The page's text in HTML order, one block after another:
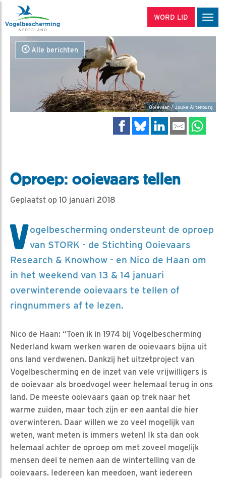
WORD LID
Alle berichten
Ooievaar / Jouke Altenburg
Oproep: ooievaars tellen
Geplaatst op 10 januari 2018
Vogelbescherming ondersteunt de oproep
van STORK - de Stichting Ooievaars
Research & Knowhow - en Nico de Haan om
in het weekend van 13 & 14 januari
overwinterende ooievaars te tellen of
ringnummers af te lezen.
Nico de Haan: “Toen ik in 1974 bij Vogelbescherming
Nederland kwam werken waren de ooievaars bijna uit
ons land verdwenen. Dankzij het uitzetproject van
Vogelbescherming en de inzet van vele vrijwilligers is
de ooievaar als broedvogel weer helemaal terug in ons
land. De meeste ooievaars gaan op trek naar het
warme zuiden, maar toch zijn er een aantal die hier
overwinteren. Daar willen we zo veel mogelijk van
weten, want meten is immers weten! Ik sta dan ook
helemaal achter de oproep om met zoveel mogelijk
mensen deel te nemen aan de wintertelling van de
ooievaars. Iedereen kan meedoen, want iedereen